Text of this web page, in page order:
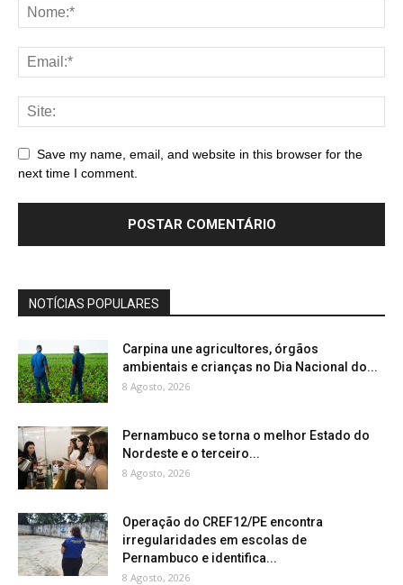
Save my name, email, and website in this browser for the
next time I comment.
NOTÍCIAS POPULARES
Carpina une agricultores, órgãos
ambientais e crianças no Dia Nacional do...
8 Agosto, 2026
Pernambuco se torna o melhor Estado do
Nordeste e o terceiro...
8 Agosto, 2026
Operação do CREF12/PE encontra
irregularidades em escolas de
Pernambuco e identifica...
8 Agosto, 2026